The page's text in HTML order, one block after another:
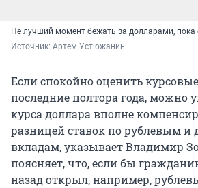
Не лучший момент бежать за долларами, пока
Источник: Артем Устюжанин
Если спокойно оценить
последние полтора года, можно
курса доллара вполне
разницей ставок по рублевым и
вкладам, указывает Владимир
поясняет, что, если бы
назад открыл, например,